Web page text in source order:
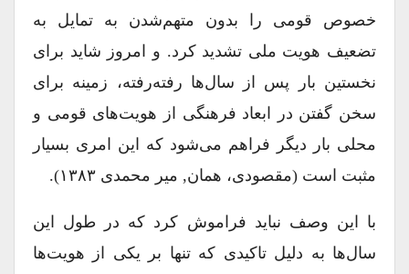
خصوص قومی را بدون متهم‌شدن به تمایل به
تضعیف هویت ملی تشدید کرد. و امروز شاید برای
نخستین بار پس از سال‌ها رفته‌رفته، زمینه برای
سخن گفتن در ابعاد فرهنگی از هویت‌های قومی و
محلی بار دیگر فراهم می‌شود که این امری بسیار
مثبت است (مقصودی، همان, میر محمدی ۱۳۸۳).
با این وصف نباید فراموش کرد که در طول این
سال‌ها به دلیل تاکیدی که تنها بر یکی از هویت‌ها